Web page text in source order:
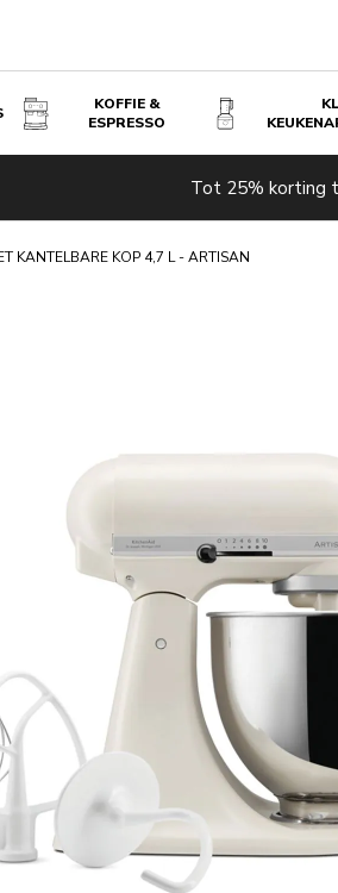
KOFFIE &
ESPRESSO
Tot 25% korting
KANTELBARE KOP 4,7 L - ARTISAN
Gerelateerde producten